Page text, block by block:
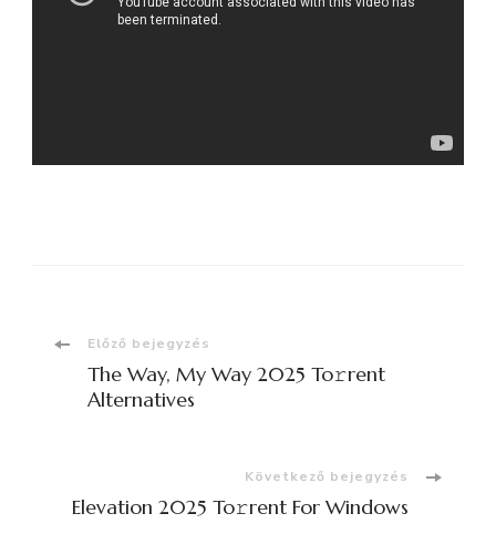
Bejegyzések
navigációja
Előző bejegyzés
The Way, My Way 2025 To𝚛rent
Alternatives
Következő bejegyzés
Elevation 2025 To𝚛rent For Windows